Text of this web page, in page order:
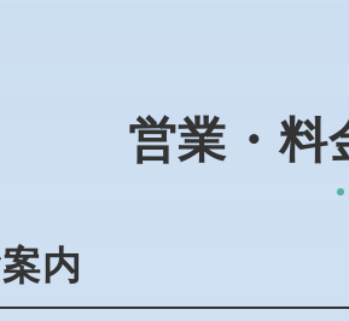
営業・料
内